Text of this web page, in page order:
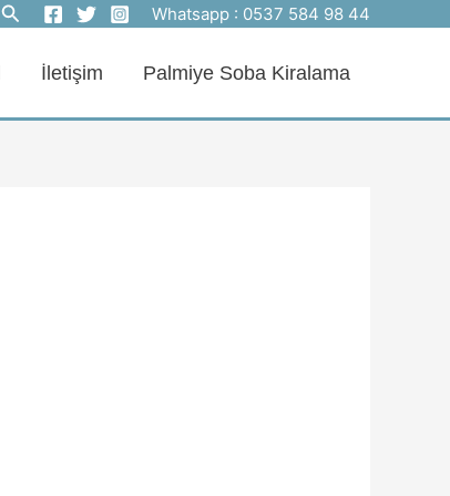
Arama Whatsapp : 0537 584 98 44
İletişim Palmiye Soba Kiralama